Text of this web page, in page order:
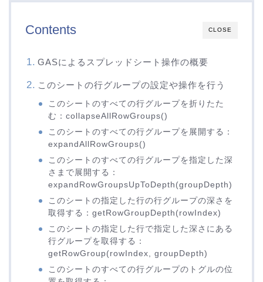
CLOSE
Contents
GASによるスプレッドシート操作の概要
このシートの行グループの設定や操作を行う
このシートのすべての行グループを折りたた
む：collapseAllRowGroups()
このシートのすべての行グループを展開する：
expandAllRowGroups()
このシートのすべての行グループを指定した深
さまで展開する：
expandRowGroupsUpToDepth(groupDepth)
このシートの指定した行の行グループの深さを
取得する：getRowGroupDepth(rowIndex)
このシートの指定した行で指定した深さにある
行グループを取得する：
getRowGroup(rowIndex, groupDepth)
このシートのすべての行グループのトグルの位